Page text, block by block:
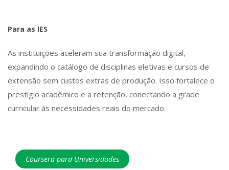
Para as IES
As instituições aceleram sua transformação digital,
expandindo o catálogo de disciplinas eletivas e cursos de
extensão sem custos extras de produção. Isso fortalece o
prestígio acadêmico e a retenção, conectando a grade
curricular às necessidades reais do mercado.
Coursera para Universidades